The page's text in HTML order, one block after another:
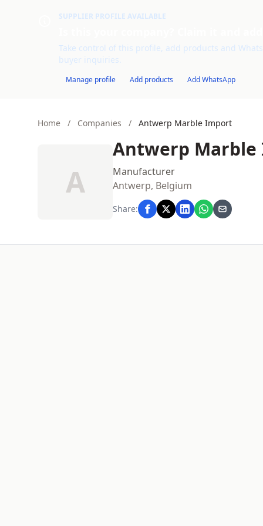
SUPPLIER PROFILE AVAILABLE
Take control of this profile, add products and
buyer inquiries.
Manage profile Add products Add WhatsApp
Home / Companies / Antwerp Marble Import
A
Antwerp
Manufacturer
Antwerp, Belgium
Share: